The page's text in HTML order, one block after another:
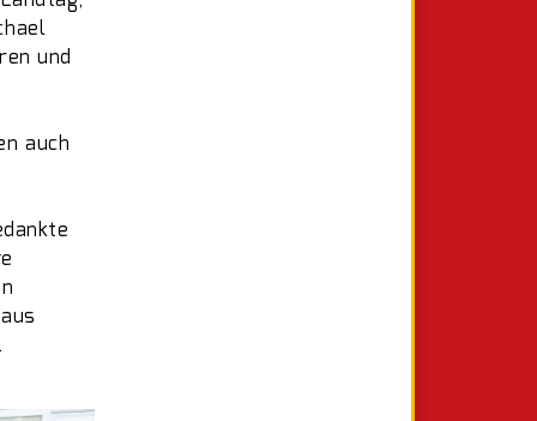
und
auch